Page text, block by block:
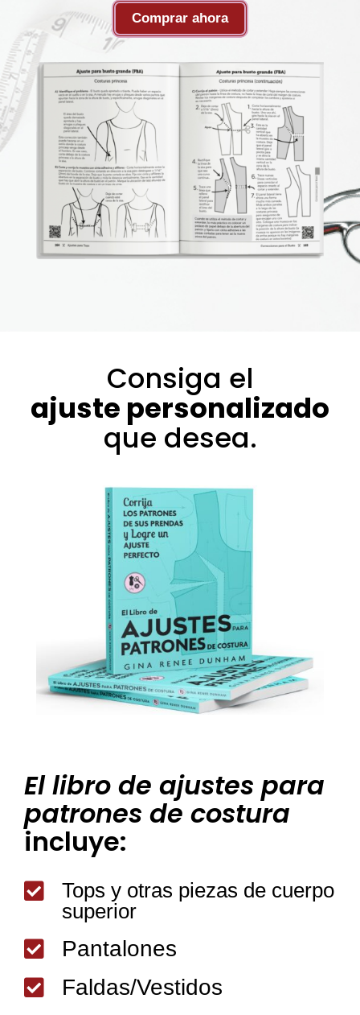
Comprar ahora
El libro de ajustes para
patrones de costura
incluye:

Tops y otras piezas de cuerpo
superior
 Pantalones
 Faldas/Vestidos
Consiga el
ajuste personalizado
que desea.